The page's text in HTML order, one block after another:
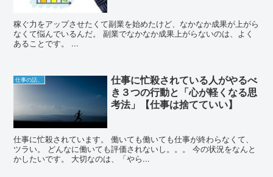
稼ぐ力をアップさせたくて副業を始めたけど、なかなか成果が上がら
なくて悩んでいるんだ。 副業でなかなか成果上がらないのは、よく
あることです。 ...
仕事の話。
仕事に忙殺されている人がやるべ
き３つの行動と「心が軽くなる思
考法」【仕事は捨てていい】
仕事に忙殺されています。 働いても働いても仕事が終わらなくて、
ツラい。 どんなに働いても評価されないし。。。 今の状況をなんと
かしたいです。 大切なのは、「やら...